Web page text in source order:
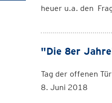
heuer u.a. den
"Die 8er
Tag der offenen
8. Juni 2018